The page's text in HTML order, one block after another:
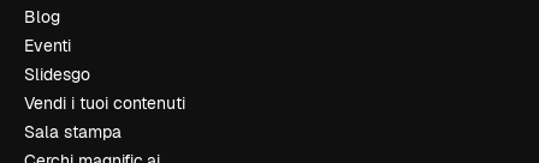
Blog
Eventi
Slidesgo
Vendi i tuoi contenuti
Sala stampa